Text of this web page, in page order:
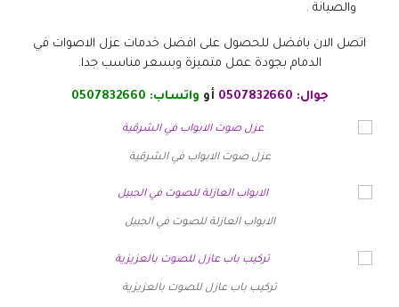
والصيانة .
اتصل الان بافضل للحصول على افضل خدمات عزل الاصوات في
الدمام بجودة عمل متميزة وبسعر مناسب جدا.
جوال: 0507832660 أو واتساب: 0507832660
عزل صوت الابواب في الشرقية
الابواب العازلة للصوت في الجبيل
تركيب باب عازل للصوت بالعزيزية